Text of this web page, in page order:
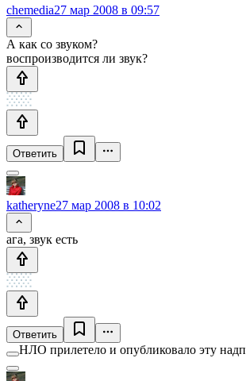
chemedia27 мар 2008 в 09:57
А как со звуком?
воспроизводится ли звук?
Ответить
katheryne27 мар 2008 в 10:02
ага, звук есть
Ответить
НЛО прилетело и опубликовало эту